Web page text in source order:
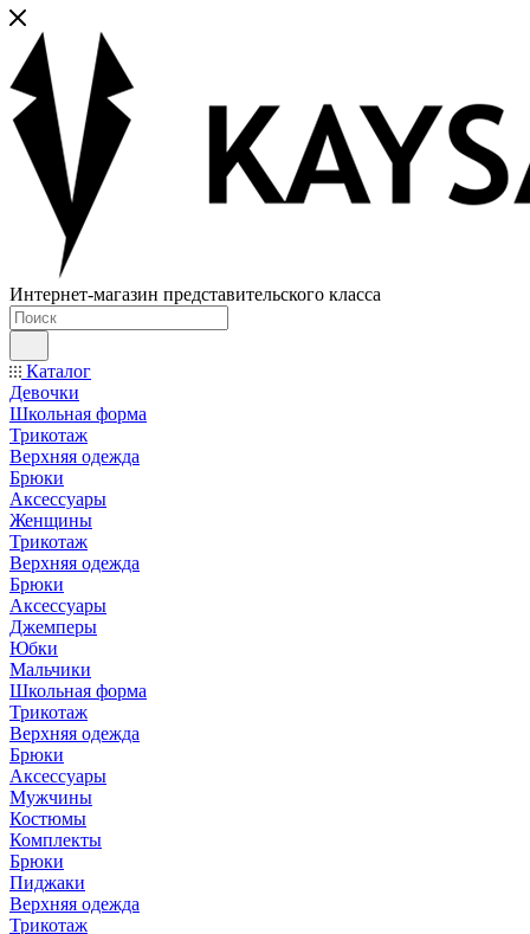
Интернет-магазин представительского класса
Каталог
Девочки
Школьная форма
Трикотаж
Верхняя одежда
Брюки
Аксессуары
Женщины
Трикотаж
Верхняя одежда
Брюки
Аксессуары
Джемперы
Юбки
Мальчики
Школьная форма
Трикотаж
Верхняя одежда
Брюки
Аксессуары
Мужчины
Костюмы
Комплекты
Брюки
Пиджаки
Верхняя одежда
Трикотаж